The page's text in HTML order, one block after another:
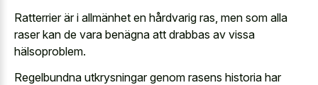
Ratterrier är i allmänhet en hårdvarig ras, men som alla
raser kan de vara benägna att drabbas av vissa
hälsoproblem.
Regelbundna utkrysningar genom rasens historia har